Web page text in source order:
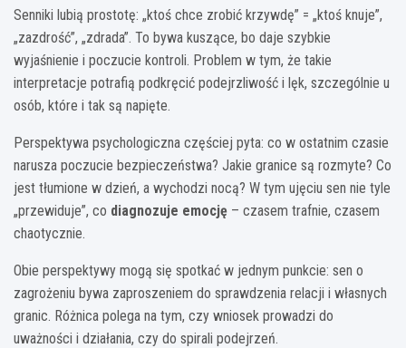
Senniki lubią prostotę: „ktoś chce zrobić krzywdę” = „ktoś knuje”,
„zazdrość”, „zdrada”. To bywa kuszące, bo daje szybkie
wyjaśnienie i poczucie kontroli. Problem w tym, że takie
interpretacje potrafią podkręcić podejrzliwość i lęk, szczególnie u
osób, które i tak są napięte.
Perspektywa psychologiczna częściej pyta: co w ostatnim czasie
narusza poczucie bezpieczeństwa? Jakie granice są rozmyte? Co
jest tłumione w dzień, a wychodzi nocą? W tym ujęciu sen nie tyle
„przewiduje”, co diagnozuje emocję – czasem trafnie, czasem
chaotycznie.
Obie perspektywy mogą się spotkać w jednym punkcie: sen o
zagrożeniu bywa zaproszeniem do sprawdzenia relacji i własnych
granic. Różnica polega na tym, czy wniosek prowadzi do
uważności i działania, czy do spirali podejrzeń.